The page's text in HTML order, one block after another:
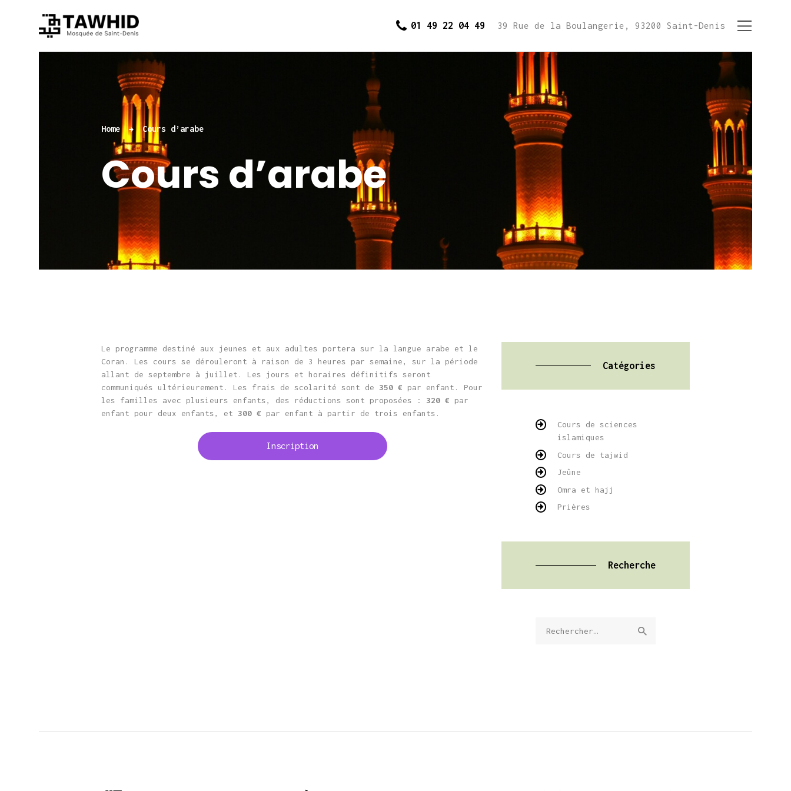
01 49 22 04 49 39 Rue de la Boulangerie, 93200 Saint-Denis
Home Cours d’arabe
Cours d’arabe
Accueil
Cours et
inscriptions
Dons
Contact
Le programme destiné aux jeunes et aux adultes portera sur la langue arabe et le
Coran. Les cours se dérouleront à raison de 3 heures par semaine, sur la période
allant de septembre à juillet. Les jours et horaires définitifs seront
communiqués ultérieurement. Les frais de scolarité sont de 350 € par enfant. Pour
les familles avec plusieurs enfants, des réductions sont proposées : 320 € par
enfant pour deux enfants, et 300 € par enfant à partir de trois enfants.
Inscription
Catégories
Cours de sciences
islamiques
Cours de tajwid
Jeûne
Omra et hajj
Prières
Recherche